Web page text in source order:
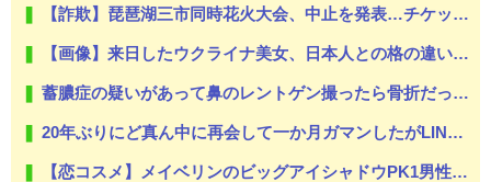
【詐欺】琵琶湖三市同時花火大会、中止を発表…チケット代や出店料の返金については明言せず
【画像】来日したウクライナ美女、日本人との格の違いを見せつける
蓄膿症の疑いがあって鼻のレントゲン撮ったら骨折だった。そういや幼稚園の頃顔面着地したことがあったが、 母ちゃん当時気づかなかったのかよ・・・
20年ぶりにど真ん中に再会して一か月ガマンしたがLINEで「たまに二人で昔話ができる友達になろう」的なメッセ送信した。昨日まで既読無視
【恋コスメ】メイベリンのビッグアイシャドウPK1男性からの評判めちゃくちゃ良い。